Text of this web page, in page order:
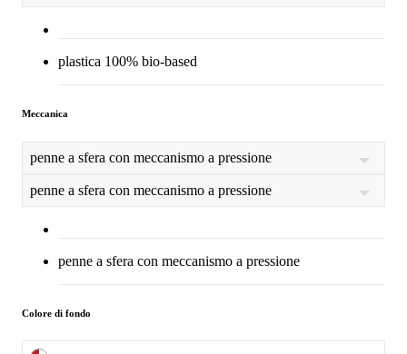
plastica 100% bio-based
Meccanica
penne a sfera con meccanismo a pressione
penne a sfera con meccanismo a pressione
penne a sfera con meccanismo a pressione
Colore di fondo